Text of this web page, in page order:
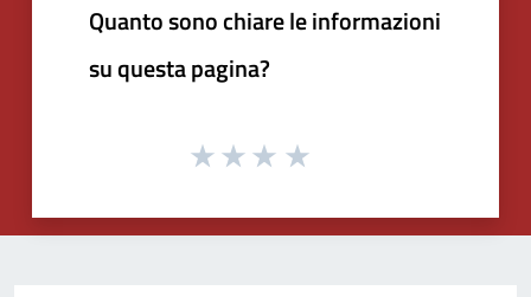
Quanto sono chiare le informazioni
su questa pagina?